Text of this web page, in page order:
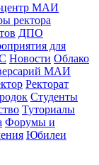
МАИ
ректора
ДПО
для
Новости Облако
МАИ
Ректорат
Студенты
Туториалы
Форумы и
Юбилеи